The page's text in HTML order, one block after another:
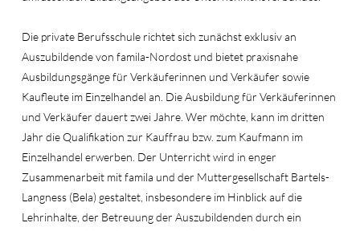
Die private Berufsschule richtet sich zunächst exklusiv an
Auszubildende von famila-Nordost und bietet praxisnahe
Ausbildungsgänge für Verkäuferinnen und Verkäufer sowie
Kaufleute im Einzelhandel an. Die Ausbildung für Verkäuferinnen
und Verkäufer dauert zwei Jahre. Wer möchte, kann im dritten
Jahr die Qualifikation zur Kauffrau bzw. zum Kaufmann im
Einzelhandel erwerben. Der Unterricht wird in enger
Zusammenarbeit mit famila und der Muttergesellschaft Bartels-
Langness (Bela) gestaltet, insbesondere im Hinblick auf die
Lehrinhalte, der Betreuung der Auszubildenden durch ein